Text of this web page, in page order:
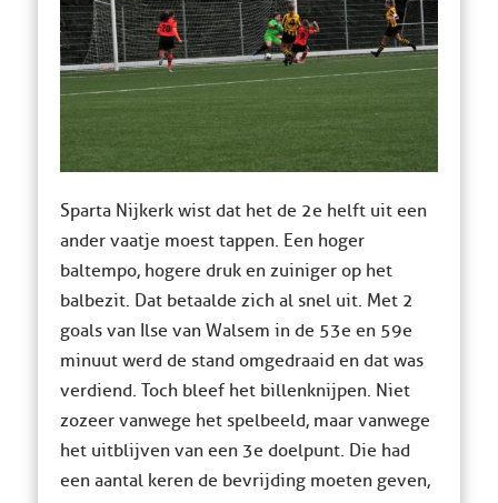
Sparta Nijkerk wist dat het de 2e helft uit een
ander vaatje moest tappen. Een hoger
baltempo, hogere druk en zuiniger op het
balbezit. Dat betaalde zich al snel uit. Met 2
goals van Ilse van Walsem in de 53e en 59e
minuut werd de stand omgedraaid en dat was
verdiend. Toch bleef het billenknijpen. Niet
zozeer vanwege het spelbeeld, maar vanwege
het uitblijven van een 3e doelpunt. Die had
een aantal keren de bevrijding moeten geven,